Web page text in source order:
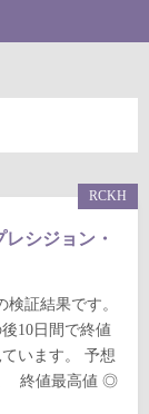
シジョン・
証結果です。
10日間で終値
います。 予想
終値最高値 ◎
RCKH